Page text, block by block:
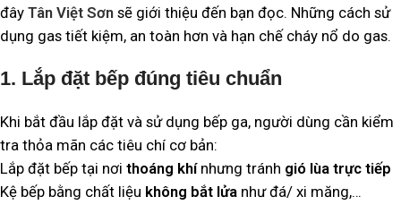
đây Tân Việt Sơn sẽ giới thiệu đến bạn đọc. Những cách sử
dụng gas tiết kiệm, an toàn hơn và hạn chế cháy nổ do gas.
1. Lắp đặt bếp đúng tiêu chuẩn
Khi bắt đầu lắp đặt và sử dụng bếp ga, người dùng cần kiểm
tra thỏa mãn các tiêu chí cơ bản:
Lắp đặt bếp tại nơi thoáng khí nhưng tránh gió lùa trực tiếp
Kệ bếp bằng chất liệu không bắt lửa như đá/ xi măng,…